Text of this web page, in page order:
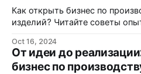
Как открыть бизнес по
изделий? Читайте советы
Oct 16, 2024
От идеи до
бизнес по